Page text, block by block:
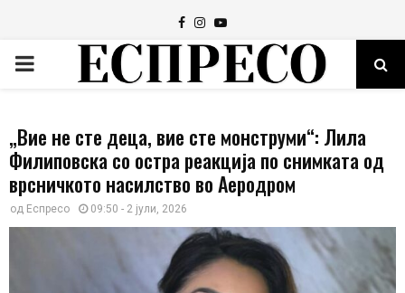
Facebook
Instagram
Youtube
PRIMARY
„Вие не сте деца, вие сте монструми“: Лила
Филиповска со остра реакција по снимката од
врсничкото насилство во Аеродром
од Еспресо 09:50 - 2 јули, 2026